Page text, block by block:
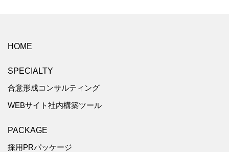
HOME
SPECIALTY
合意形成コンサルティング
WEBサイト社内構築ツール
PACKAGE
採用PRパッケージ